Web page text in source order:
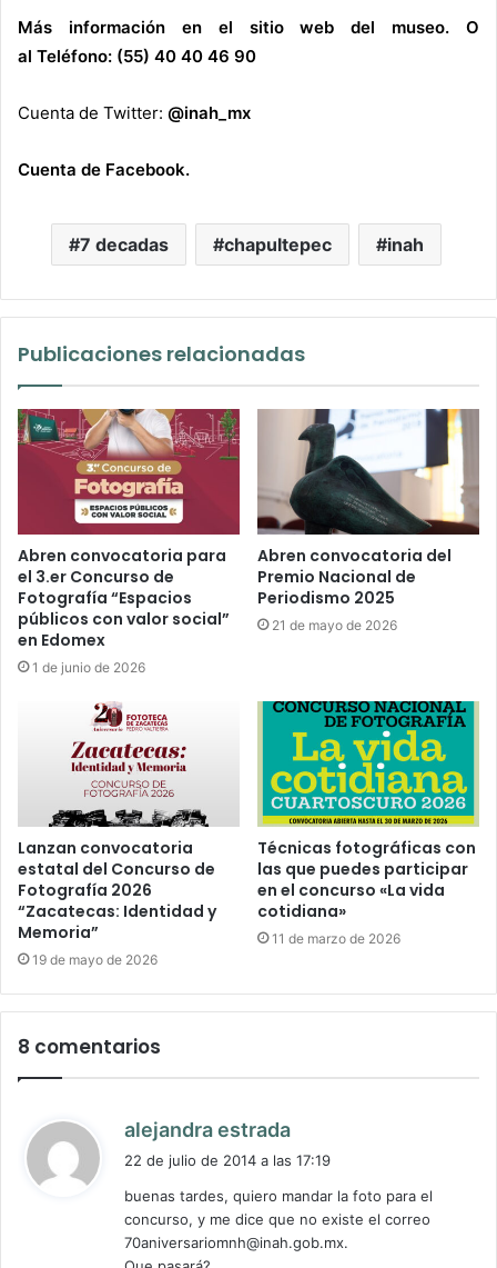
Más información en el sitio web del museo. O
al Teléfono: (55) 40 40 46 90
Cuenta de Twitter: @inah_mx
Cuenta de Facebook.
7 decadas chapultepec inah
Publicaciones relacionadas
Abren convocatoria para
el 3.er Concurso de
Fotografía “Espacios
públicos con valor social”
en Edomex
1 de junio de 2026
Abren convocatoria del
Premio Nacional de
Periodismo 2025
21 de mayo de 2026
Lanzan convocatoria
estatal del Concurso de
Fotografía 2026
“Zacatecas: Identidad y
Memoria”
19 de mayo de 2026
Técnicas fotográficas con
las que puedes participar
en el concurso «La vida
cotidiana»
11 de marzo de 2026
8 comentarios
alejandra estrada
e
:
22 de julio de 2014 a las 17:19
buenas tardes, quiero mandar la foto para el
concurso, y me dice que no existe el correo
70aniversariomnh@inah.gob.mx.